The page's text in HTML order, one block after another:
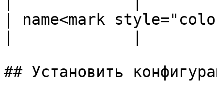
| name<mark
## Установить